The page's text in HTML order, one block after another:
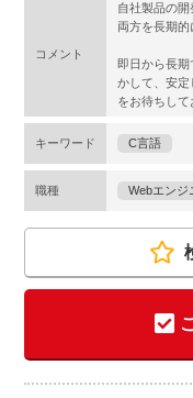
コメント
自社製品の
両方を長期的
即日から長
かして、安
をお待ちして
キーワード C言語
職種 Webエンジ